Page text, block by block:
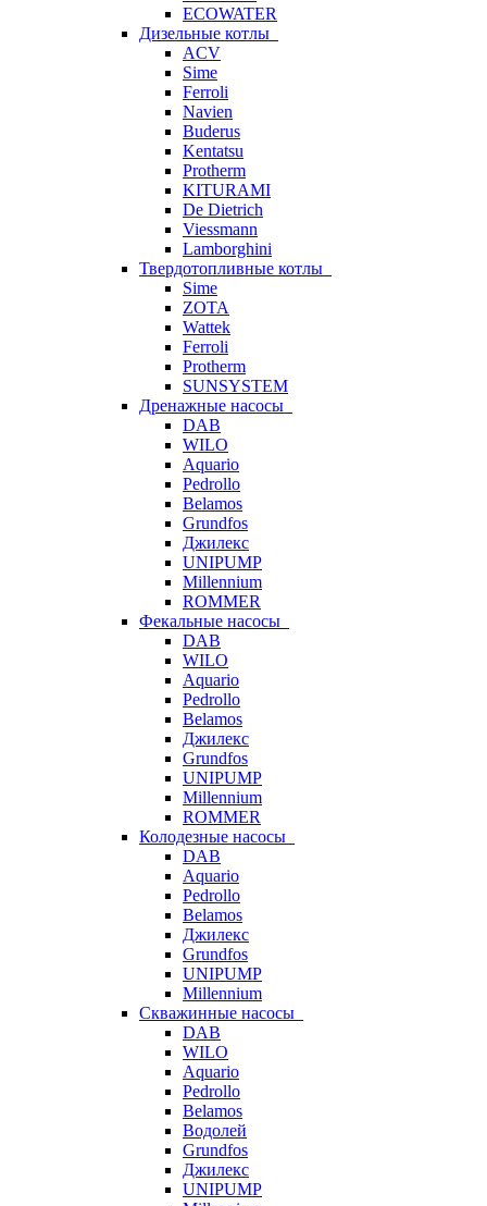
ECOWATER
Дизельные котлы
ACV
Sime
Ferroli
Navien
Buderus
Kentatsu
Protherm
KITURAMI
De Dietrich
Viessmann
Lamborghini
Твердотопливные котлы
Sime
ZOTA
Wattek
Ferroli
Protherm
SUNSYSTEM
Дренажные насосы
DAB
WILO
Aquario
Pedrollo
Belamos
Grundfos
Джилекс
UNIPUMP
Millennium
ROMMER
Фекальные насосы
DAB
WILO
Aquario
Pedrollo
Belamos
Джилекс
Grundfos
UNIPUMP
Millennium
ROMMER
Колодезные насосы
DAB
Aquario
Pedrollo
Belamos
Джилекс
Grundfos
UNIPUMP
Millennium
Скважинные насосы
DAB
WILO
Aquario
Pedrollo
Belamos
Водолей
Grundfos
Джилекс
UNIPUMP